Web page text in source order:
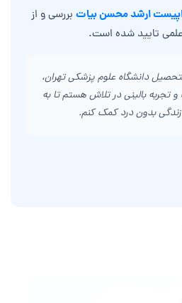
ارشد محسن بیات بررسی و از
تایید شده است.
دانشگاه علوم پزشکی تهران،
تجربه بالینی در تلاش هستم تا به
زندگی بدون درد کمک کنم.